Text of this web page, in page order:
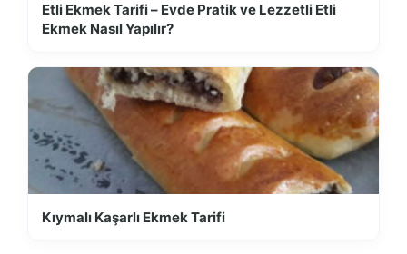
Etli Ekmek Tarifi – Evde Pratik ve Lezzetli Etli
Ekmek Nasıl Yapılır?
Kıymalı Kaşarlı Ekmek Tarifi